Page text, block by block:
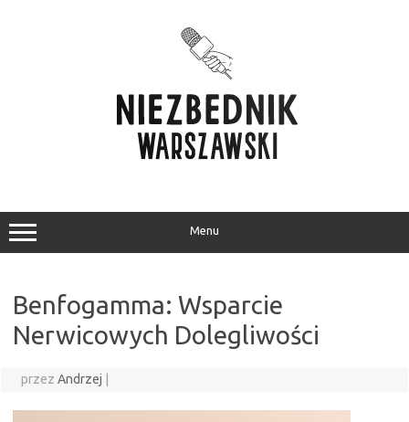
Menu
Benfogamma: Wsparcie
Nerwicowych Dolegliwości
przez Andrzej